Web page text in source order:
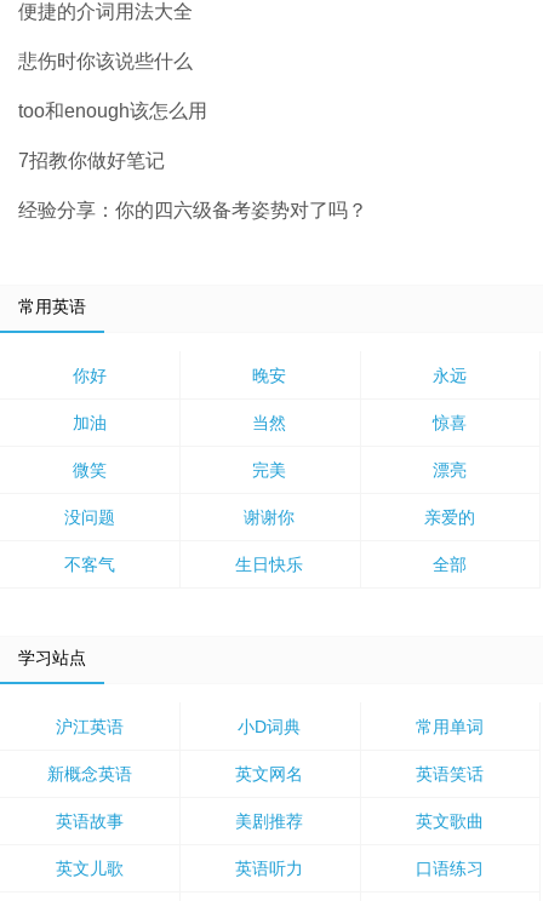
便捷的介词用法大全
悲伤时你该说些什么
too和enough该怎么用
7招教你做好笔记
经验分享：你的四六级备考姿势对了吗？
常用英语
你好 晚安 永远
加油 当然 惊喜
微笑 完美 漂亮
没问题 谢谢你 亲爱的
不客气 生日快乐 全部
学习站点
沪江英语 小D词典 常用单词
新概念英语 英文网名 英语笑话
英语故事 美剧推荐 英文歌曲
英文儿歌 英语听力 口语练习